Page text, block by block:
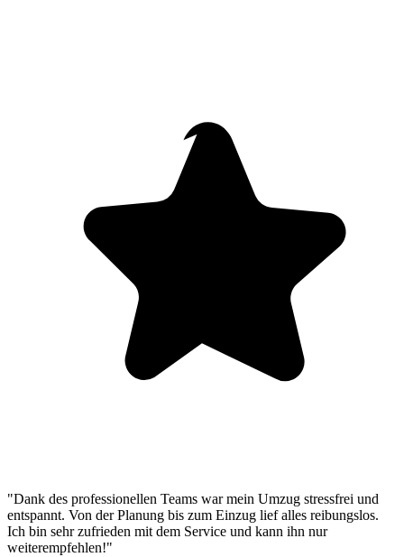
"Dank des professionellen Teams war mein Umzug stressfrei und
entspannt. Von der Planung bis zum Einzug lief alles reibungslos.
Ich bin sehr zufrieden mit dem Service und kann ihn nur
weiterempfehlen!"